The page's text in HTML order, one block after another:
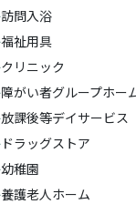
訪問入浴
福祉用具
クリニック
障がい者グループホー
放課後等デイサービス
ドラッグストア
幼稚園
養護老人ホーム